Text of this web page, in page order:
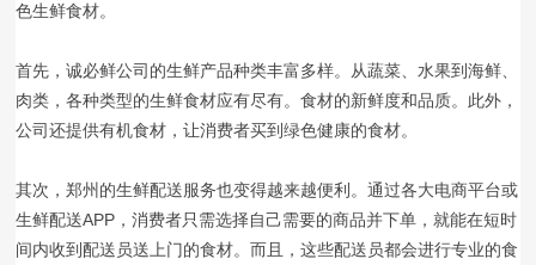
色生鲜食材。
首先，诚必鲜公司的生鲜产品种类丰富多样。从蔬菜、水果到海鲜、
肉类，各种类型的生鲜食材应有尽有。食材的新鲜度和品质。此外，
公司还提供有机食材，让消费者买到绿色健康的食材。
其次，郑州的生鲜配送服务也变得越来越便利。通过各大电商平台或
生鲜配送APP，消费者只需选择自己需要的商品并下单，就能在短时
间内收到配送员送上门的食材。而且，这些配送员都会进行专业的食